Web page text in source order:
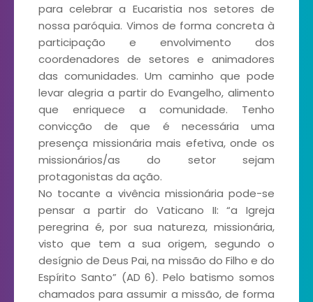
para celebrar a Eucaristia nos setores de
nossa paróquia. Vimos de forma concreta à
participação e envolvimento dos
coordenadores de setores e animadores
das comunidades. Um caminho que pode
levar alegria a partir do Evangelho, alimento
que enriquece a comunidade. Tenho
convicção de que é necessária uma
presença missionária mais efetiva, onde os
missionários/as do setor sejam
protagonistas da ação.
No tocante a vivência missionária pode-se
pensar a partir do Vaticano II: “a Igreja
peregrina é, por sua natureza, missionária,
visto que tem a sua origem, segundo o
desígnio de Deus Pai, na missão do Filho e do
Espírito Santo” (AD 6). Pelo batismo somos
chamados para assumir a missão, de forma